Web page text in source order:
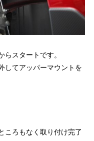
スタートです。
してアッパーマウントを
ころもなく取り付け完了